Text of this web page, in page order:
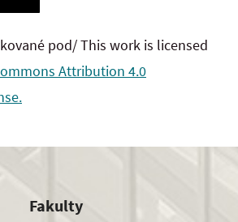
pod/ This work is licensed
Attribution 4.0
Fakulty